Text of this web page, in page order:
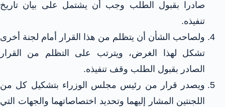
صادرا بقبول الطلب وجب أن يشتمل على بيان تاريخ
تنفيذه.
ولصاحب الشأن أن يتظلم من هذا القرار أمام لجنة أخرى
تشكل لهذا الغرض، ويترتب على التظلم من القرار
الصادر بقبول الطلب وقف تنفيذه.
ويصدر قرار من رئيس مجلس الوزراء بتشكيل كل من
اللجنتين المشار إليهما وتحديد اختصاصاتهما والجهات التي